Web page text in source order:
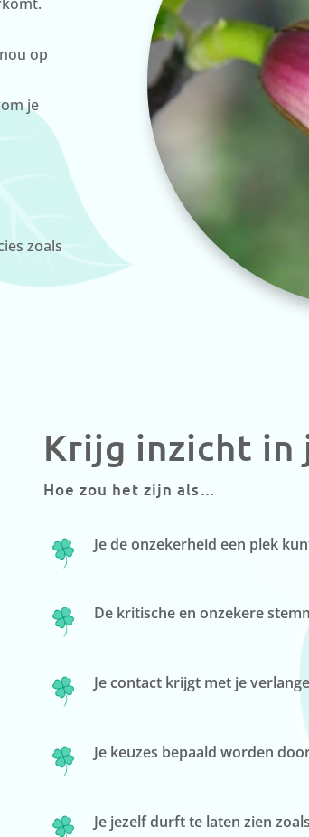
op
je
zoals
Krijg inzicht in
Hoe zou het zijn als…
Je de onzekerheid een plek
De kritische en onzekere
Je contact krijgt met je
Je keuzes bepaald worden
Je jezelf durft te laten zien